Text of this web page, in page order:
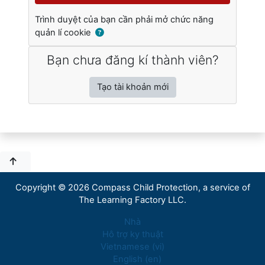
Trình duyệt của bạn cần phải mở chức năng
quản lí cookie
Bạn chưa đăng kí thành viên?
Tạo tài khoản mới
Copyright © 2026 Compass Child Protection, a service of
The Learning Factory LLC.
Nhà
Hô trợ ky thuật
Vietnamese ‎(vi)‎
English ‎(en)‎